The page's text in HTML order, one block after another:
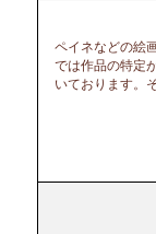
ペイネなどの絵
では作品の特定
いております。